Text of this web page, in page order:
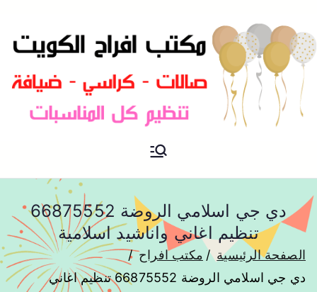
مكتب افراح و مناسبات و زواج و
دي جي اسلامي الروضة 66875552
تنظيم اغاني واناشيد اسلامية
الصفحة الرئيسية
مكتب افراح
دي جي اسلامي الروضة 66875552 تنظيم اغاني